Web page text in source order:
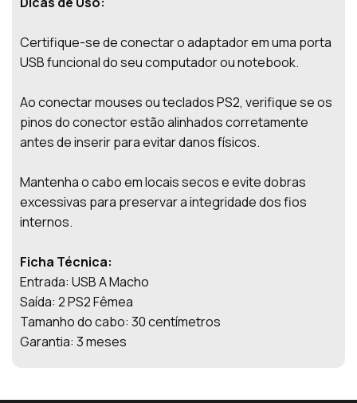
Certifique-se de conectar o adaptador em uma porta
USB funcional do seu computador ou notebook.
Ao conectar mouses ou teclados PS2, verifique se os
pinos do conector estão alinhados corretamente
antes de inserir para evitar danos físicos.
Mantenha o cabo em locais secos e evite dobras
excessivas para preservar a integridade dos fios
internos.
Ficha Técnica:
Entrada: USB A Macho
Saída: 2 PS2 Fêmea
Tamanho do cabo: 30 centímetros
Garantia: 3 meses